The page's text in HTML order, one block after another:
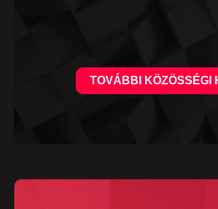
TOVÁBBI KÖZÖSSÉGI